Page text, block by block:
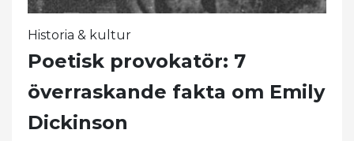
Historia & kultur
Poetisk provokatör: 7
överraskande fakta om Emily
Dickinson